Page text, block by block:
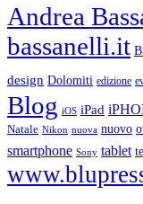
Andrea
bassanelli.it
design Dolomiti edizione
Blog iOS iPad
Natale Nikon nuova nuovo
smartphone Sony tablet